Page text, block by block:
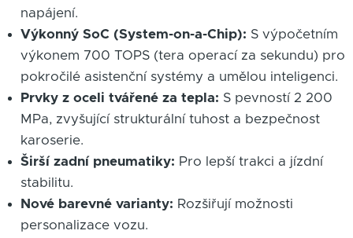
napájení.
Výkonný SoC (System-on-a-Chip): S výpočetním
výkonem 700 TOPS (tera operací za sekundu) pro
pokročilé asistenční systémy a umělou inteligenci.
Prvky z oceli tvářené za tepla: S pevností 2 200
MPa, zvyšující strukturální tuhost a bezpečnost
karoserie.
Širší zadní pneumatiky: Pro lepší trakci a jízdní
stabilitu.
Nové barevné varianty: Rozšiřují možnosti
personalizace vozu.